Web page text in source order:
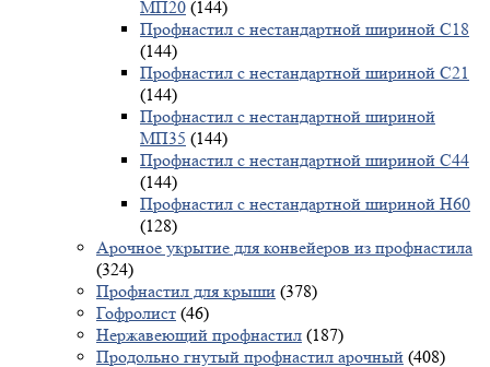
МП20 (144)
Профнастил с нестандартной шириной С18
(144)
Профнастил с нестандартной шириной С21
(144)
Профнастил с нестандартной шириной
МП35 (144)
Профнастил с нестандартной шириной С44
(144)
Профнастил с нестандартной шириной Н60
(128)
Арочное укрытие для конвейеров из профнастила
(324)
Профнастил для крыши (378)
Гофролист (46)
Нержавеющий профнастил (187)
Продольно гнутый профнастил арочный (408)